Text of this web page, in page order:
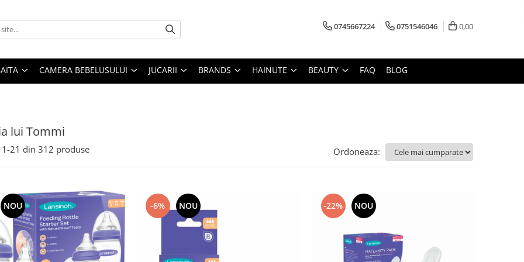
0745667224 0751546046 0,00
CAMERA BEBELUSULUI JUCARII BRANDS HAINUTE BEAUTY FAQ BLOG
lui Tommi
1-21 din 312 produse Ordoneaza:
NOU -6% NOU -22% NOU